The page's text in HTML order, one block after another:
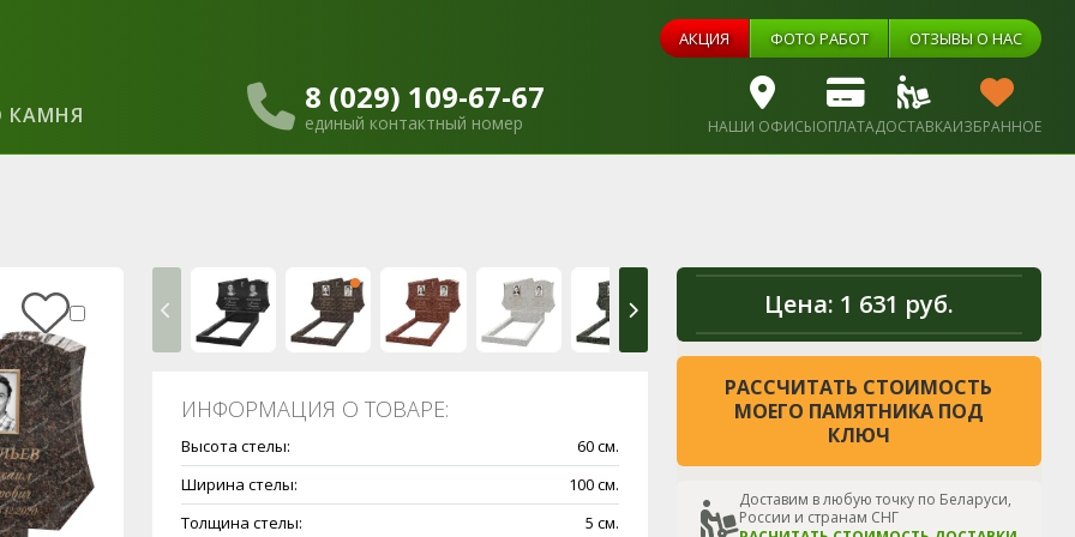
АКЦИЯ ФОТО РАБОТ ОТЗЫВЫ О НАС
КАМНЯ 8 (029) 109-67-67
единый контактный номер НАШИ ОФИСЫОПЛАТАДОСТАВКАИЗБРАННОЕ
Цена: 1 631 руб.
РАССЧИТАТЬ СТОИМОСТЬ
МОЕГО ПАМЯТНИКА ПОД
КЛЮЧ
Доставим в любую точку по Беларуси,
России и странам СНГ
ИНФОРМАЦИЯ О ТОВАРЕ:
Высота стелы:
60 см.
Ширина стелы:
100 см.
Толщина стелы:
5 см.